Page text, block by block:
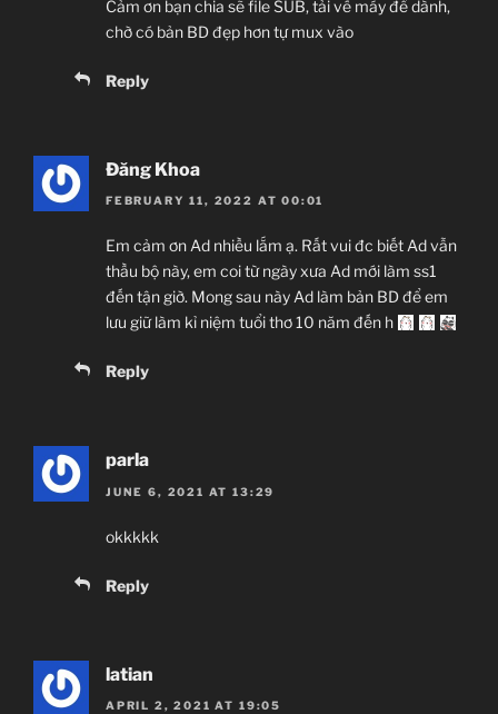
Cảm ơn bạn chia sẽ file SUB, tải về máy để dành,
chờ có bản BD đẹp hơn tự mux vào
Reply
Đăng Khoa
FEBRUARY 11, 2022 AT 00:01
Em cảm ơn Ad nhiều lắm ạ. Rất vui đc biết Ad vẫn
thầu bộ này, em coi từ ngày xưa Ad mới làm ss1
đến tận giờ. Mong sau này Ad làm bản BD để em
lưu giữ làm kỉ niệm tuổi thơ 10 năm đến h
Reply
parla
JUNE 6, 2021 AT 13:29
okkkkk
Reply
latian
APRIL 2, 2021 AT 19:05